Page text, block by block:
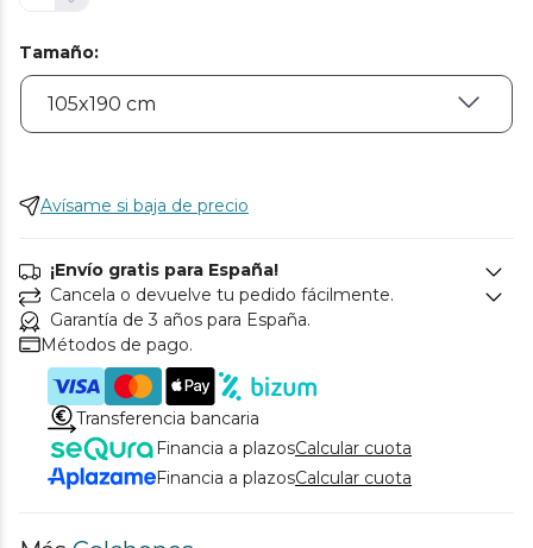
Tamaño:
Avísame si baja de precio
¡Envío gratis para España!
Cancela o devuelve tu pedido fácilmente.
Garantía de 3 años para España.
Métodos de pago.
Transferencia bancaria
Financia a plazosCalcular cuota
Financia a plazosCalcular cuota